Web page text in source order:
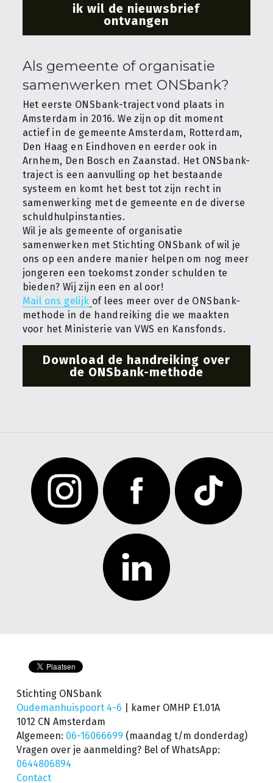
ik wil de nieuwsbrief
ontvangen
Als gemeente of organisatie
samenwerken met ONSbank?
Het eerste ONSbank-traject vond plaats in
Amsterdam in 2016. We zijn op dit moment
actief in de gemeente Amsterdam, Rotterdam,
Den Haag en Eindhoven en eerder ook in
Arnhem, Den Bosch en Zaanstad. Het ONSbank-
traject is een aanvulling op het bestaande
systeem en komt het best tot zijn recht in
samenwerking met de gemeente en de diverse
schuldhulpinstanties.
Wil je als gemeente of organisatie
samenwerken met Stichting ONSbank of wil je
ons op een andere manier helpen om nog meer
jongeren een toekomst zonder schulden te
bieden? Wij zijn een en al oor!
Mail ons gelijk of lees meer over de ONSbank-
methode in de handreiking die we maakten
voor het Ministerie van VWS en Kansfonds.
Download de handreiking over
de ONSbank-methode
Stichting ONSbank
Oudemanhuispoort 4-6
| kamer OMHP E1.01A
1012 CN Amsterdam
Algemeen: 06-16066699 (maandag t/m donderdag)
0644806894
Contact